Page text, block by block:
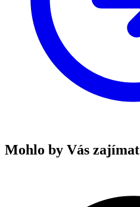
Mohlo by Vás zajímat